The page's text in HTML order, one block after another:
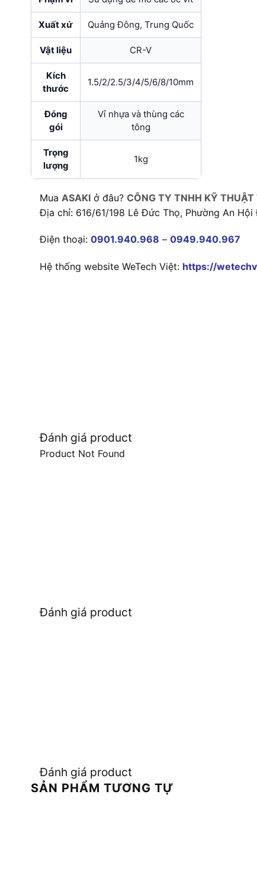
Xuất xứ Quảng Đông, Trung Quốc
Vật liệu CR-V
Kích
thước
1.5/2/2.5/3/4/5/6/8/10mm
Đóng
gói
Vỉ nhựa và thùng các
tông
Trọng
lượng
1kg
Mua ASAKI ở đâu? CÔNG TY TNHH KỸ THUẬT
Địa chỉ: 616/61/198 Lê Đức Thọ, Phường An
Điện thoại: 0901.940.968 – 0949.940.967
Hệ thống website WeTech Việt: https://
Đánh giá product
Product Not Found
Đánh giá product
Đánh giá product
SẢN PHẨM TƯƠNG TỰ